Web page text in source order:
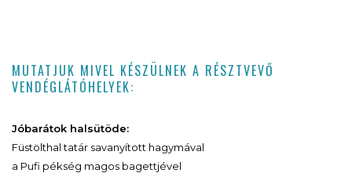
MUTATJUK MIVEL KÉSZÜLNEK A RÉSZTVEVŐ
VENDÉGLÁTÓHELYEK:
Jóbarátok halsütöde:
Füstölthal tatár savanyított hagymával
a Pufi pékség magos bagettjével